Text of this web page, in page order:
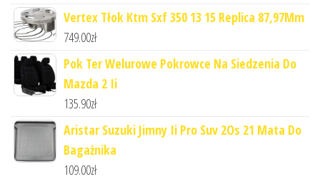
Vertex Tłok Ktm Sxf 350 13 15 Replica 87,97Mm
749.00zł
Pok Ter Welurowe Pokrowce Na Siedzenia Do
Mazda 2 Ii
135.90zł
Aristar Suzuki Jimny Ii Pro Suv 2Os 21 Mata Do
Bagażnika
109.00zł